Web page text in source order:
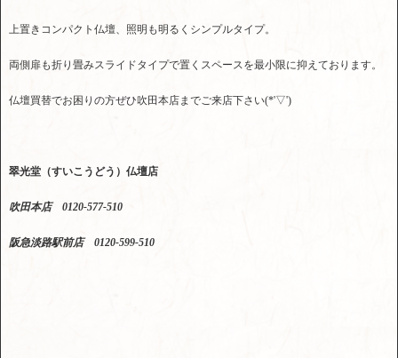
上置きコンパクト仏壇、照明も明るくシンプルタイプ。
両側扉も折り畳みスライドタイプで置くスペースを最小限に抑えております。
仏壇買替でお困りの方ぜひ吹田本店までご来店下さい(*'▽')
翠光堂（すいこうどう）仏壇店
吹田本店 0120-577-510
阪急淡路駅前店 0120-599-510